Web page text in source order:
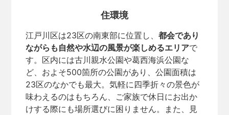
住環境
江戸川区は23区の南東部に位置し、都会であり
ながらも自然や水辺の風景が楽しめるエリアで
す。区内には古川親水公園や葛西海浜公園な
ど、およそ500箇所の公園があり、公園面積は
23区のなかでも最大。気軽に四季折々の景色が
味わえるのはもちろん、ご家族で休日にお出か
けする際にも場所選びに困りません。また、見